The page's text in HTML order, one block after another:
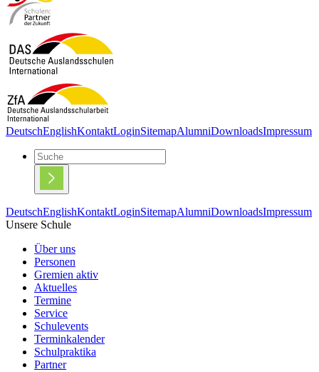
DeutschEnglishKontaktLoginSitemapAlumniDownloadsImpressum
DeutschEnglishKontaktLoginSitemapAlumniDownloadsImpressum
Unsere Schule
Über uns
Personen
Gremien aktiv
Aktuelles
Termine
Service
Schulevents
Terminkalender
Schulpraktika
Partner